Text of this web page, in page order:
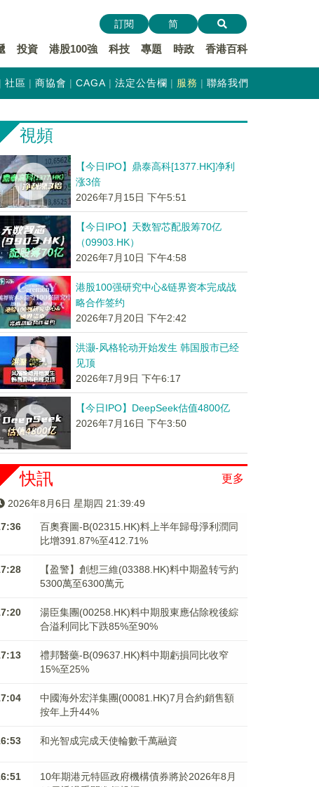
投資 港股100強 科技 專題 時政 香港百科
訂閱 简
社區 商協會 CAGA 法定公告欄 服務 聯絡我們
視頻
【今日IPO】鼎泰高科[1377.HK]净利
涨3倍
2026年7月15日 下午5:51
【今日IPO】天数智芯配股筹70亿
（09903.HK）
2026年7月10日 下午4:58
港股100强研究中心&链界资本完成战
略合作签约
2026年7月20日 下午2:42
洪灏-风格轮动开始发生 韩国股市已经
见顶
2026年7月9日 下午6:17
【今日IPO】DeepSeek估值4800亿
2026年7月16日 下午3:50
更多
快訊
2026年8月6日 星期四 21:39:49
百奧賽圖-B(02315.HK)料上半年歸母淨利潤同
比增391.87%至412.71%
【盈警】創想三維(03388.HK)料中期盈转亏約
5300萬至6300萬元
湯臣集團(00258.HK)料中期股東應佔除稅後綜
合溢利同比下跌85%至90%
禮邦醫藥-B(09637.HK)料中期虧損同比收窄
15%至25%
中國海外宏洋集團(00081.HK)7月合約銷售額
按年上升44%
和光智成完成天使輪數千萬融資
10年期港元特區政府機構債券將於2026年8月